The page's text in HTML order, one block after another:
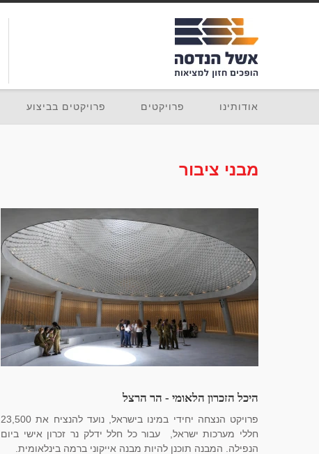
אודותינו פרויקטים פרויקטים בביצוע
מבני ציבור
היכל הזכרון הלאומי - הר הרצל
פרויקט הנצחה יחידי במינו בישראל, נועד להנציח את 23,500
חללי מערכות ישראל, עבור כל חלל ידלק נר זכרון אישי ביום
הנפילה. המבנה תוכנן להיות מבנה אייקוני ברמה בינלאומית.